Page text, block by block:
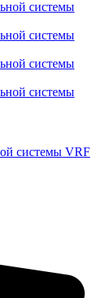
системы VRF